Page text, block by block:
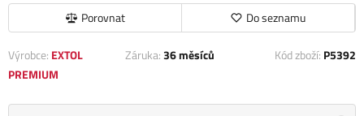
Porovnat Do seznamu
Výrobce: EXTOL
PREMIUM
Záruka:36 měsíců Kód zboží: P5392